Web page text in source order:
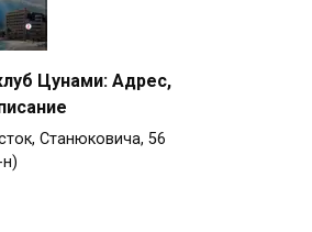
Цунами: Адрес,
Станюковича, 56